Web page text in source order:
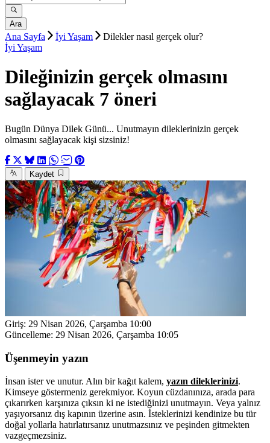
Ara
Ana Sayfa İyi Yaşam
Dilekler nasıl gerçek olur?
İyi Yaşam
Dileğinizin gerçek olmasını
sağlayacak 7 öneri
Bugün Dünya Dilek Günü... Unutmayın dileklerinizin gerçek
olmasını sağlayacak kişi sizsiniz!
Kaydet
Giriş: 29 Nisan 2026, Çarşamba 10:00
Güncelleme: 29 Nisan 2026, Çarşamba 10:05
Üşenmeyin yazın
İnsan ister ve unutur. Alın bir kağıt kalem, yazın dileklerinizi.
Kimseye göstermeniz gerekmiyor. Koyun cüzdanınıza, arada para
çıkarırken karşınıza çıksın ki ne istediğinizi unutmayın. Veya yalnız
yaşıyorsanız dış kapının üzerine asın. İsteklerinizi kendinize bu tür
doğal yollarla hatırlatırsanız unutmazsınız ve peşinden gitmekten
vazgeçmezsiniz.